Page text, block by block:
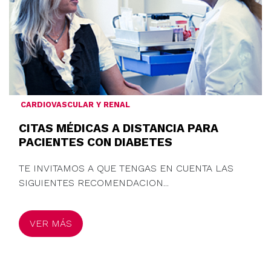
CARDIOVASCULAR Y RENAL
CITAS MÉDICAS A DISTANCIA PARA
PACIENTES CON DIABETES
TE INVITAMOS A QUE TENGAS EN CUENTA LAS
SIGUIENTES RECOMENDACION...
VER MÁS